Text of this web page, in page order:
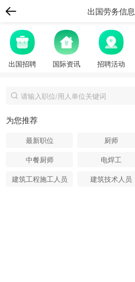
出国劳务信息
出国招聘 国际资讯 招聘活动
为您推荐
最新职位 厨师
中餐厨师
电焊工
建筑工程施工人员
建筑技术人员